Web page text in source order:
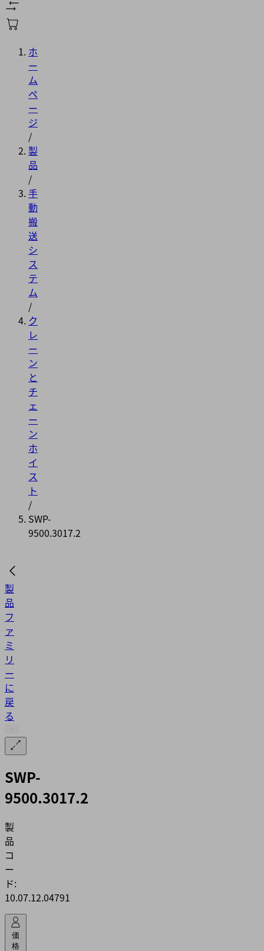
ホ
ー
ム
ペ
ー
ジ
/
製
品
/
手
動
搬
送
シ
ス
テ
ム
/
ク
レ
ー
ン
と
チ
ェ
ー
ン
ホ
イ
ス
ト
/
SWP-
9500.3017.2
製
品
フ
ァ
ミ
リ
ー
に
戻
る
SWP-
9500.3017.2
製
品
コ
ー
ド:
10.07.12.04791
価
格